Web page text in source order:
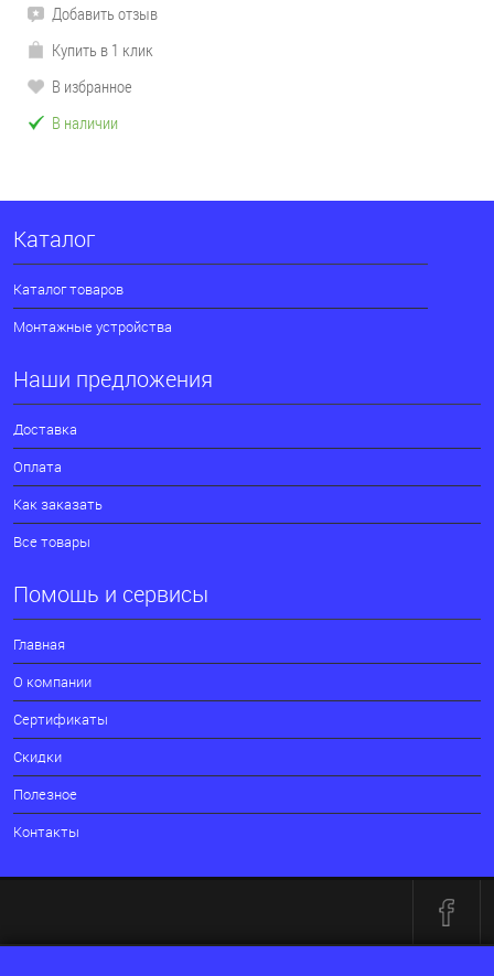
Добавить отзыв
Купить в 1 клик
В избранное
В наличии
Каталог
Каталог товаров
Монтажные устройства
Наши предложения
Доставка
Оплата
Как заказать
Все товары
Помощь и сервисы
Главная
О компании
Сертификаты
Скидки
Полезное
Контакты